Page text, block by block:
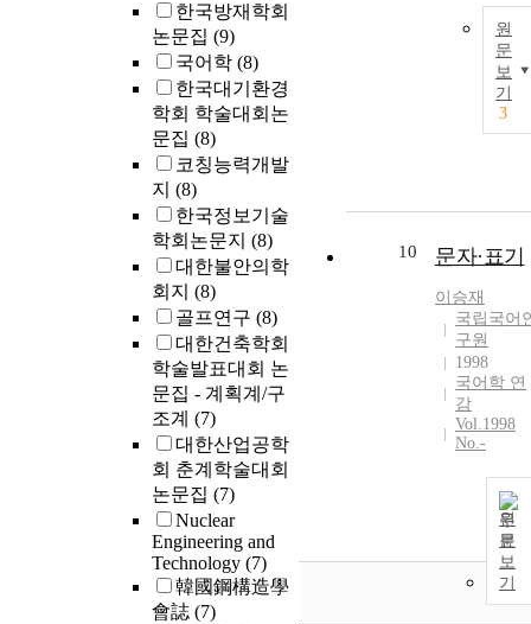
한국방재학회
논문집 (9)
국어학 (8)
한국대기환경
학회 학술대회논
문집 (8)
코칭능력개발
지 (8)
한국정보기술
학회논문지 (8)
대한불안의학
회지 (8)
골프연구 (8)
대한건축학회
학술발표대회 논
문집 - 계획계/구
조계 (7)
대한산업공학
회 춘계학술대회
논문집 (7)
Nuclear
Engineering and
Technology (7)
韓國鋼構造學
會誌 (7)
원
문
보
기
3
10 문자·표기
이승재
국립국어
구원
1998
국어학 연
감
Vol.1998
No.-
원
문
보
기